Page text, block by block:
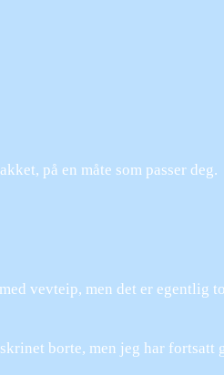
på en måte som passer deg.
vevteip, men det er egentlig
borte, men jeg har fortsatt